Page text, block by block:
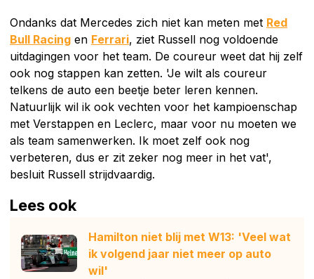
Ondanks dat Mercedes zich niet kan meten met Red
Bull Racing en Ferrari, ziet Russell nog voldoende
uitdagingen voor het team. De coureur weet dat hij zelf
ook nog stappen kan zetten. 'Je wilt als coureur
telkens de auto een beetje beter leren kennen.
Natuurlijk wil ik ook vechten voor het kampioenschap
met Verstappen en Leclerc, maar voor nu moeten we
als team samenwerken. Ik moet zelf ook nog
verbeteren, dus er zit zeker nog meer in het vat',
besluit Russell strijdvaardig.
Lees ook
Hamilton niet blij met W13: 'Veel wat
ik volgend jaar niet meer op auto
wil'